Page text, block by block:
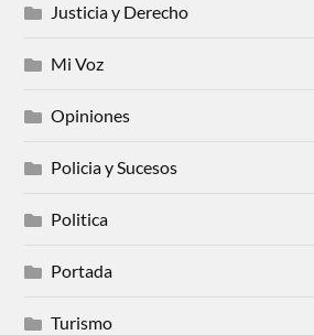
Justicia y Derecho
Mi Voz
Opiniones
Policia y Sucesos
Politica
Portada
Turismo